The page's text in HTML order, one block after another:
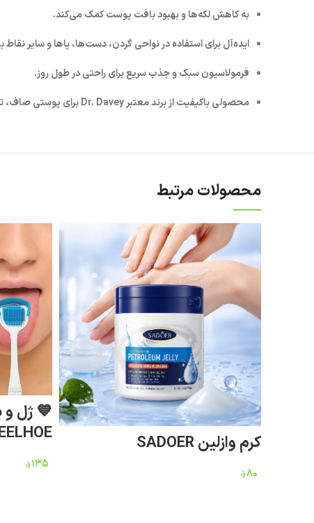
به کاهش لکه‌ها و بهبود بافت پوست کمک می‌کند.
ایده‌آل برای استفاده در نواحی گردن، دست‌ها، پاها و سایر نقاط
فرمولاسیون سبک و جذب سریع برای راحتی در طول روز.
محصولی باکیفیت از برند معتبرDr. Daveyبرای پوستی صاف،
محصولات مرتبط
کرم وازلین SADOER
۸۰؋
💙 ژل و
💙
۱۳۵؋